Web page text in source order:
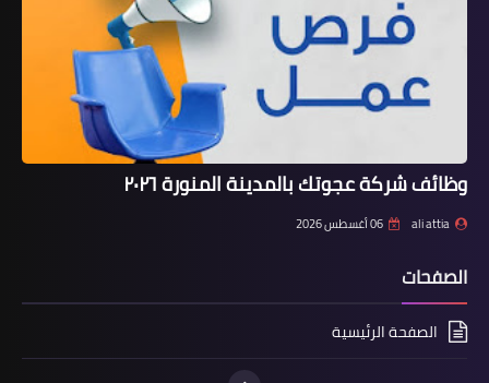
وظائف شركة عجوتك بالمدينة المنورة ٢٠٢٦
ali attia 06 أغسطس 2026
الصفحات
الصفحة الرئيسية